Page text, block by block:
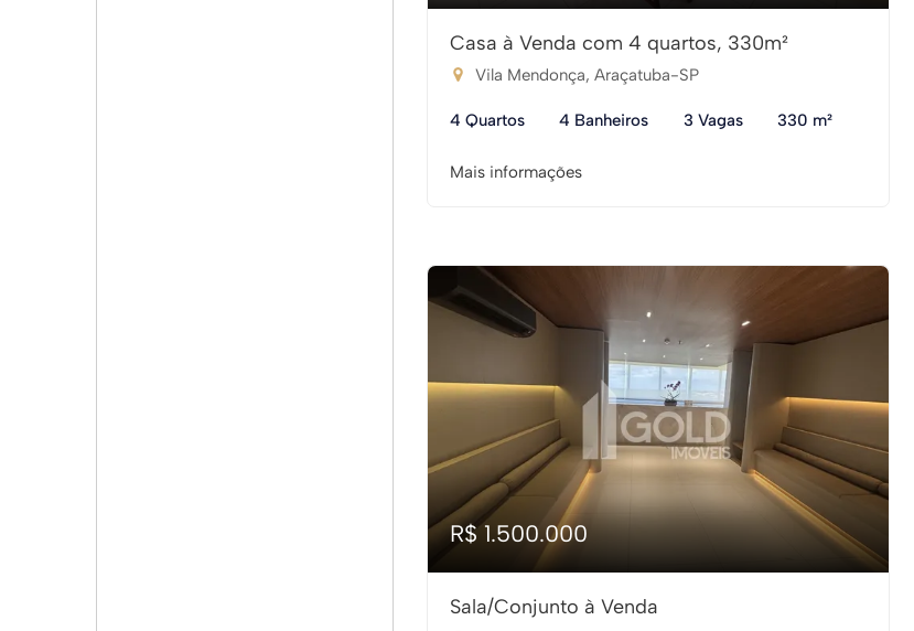
Casa à Venda com 4 quartos, 330m²
Vila Mendonça, Araçatuba-SP
4 Quartos 4 Banheiros 3 Vagas 330 m²
Mais informações
R$ 1.500.000
Sala/Conjunto à Venda